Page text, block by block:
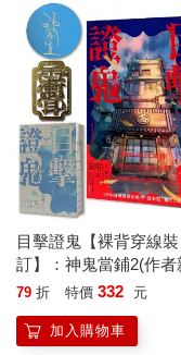
我剛通過外語領隊的
有晴天的個性，遇事
天，團員──尤其是行
逢凶化吉，普天同慶。
舉例來說，某天在洞
能即時抵達室蘭，也
有旅館拒絕營業，然
巴士要兩個小時之後
員覺得有巴士就該上
趙領隊仔細研究巴士路
「伊達紋別?」，看起
張行李員連巴士圖也不
目擊證鬼【裸背穿線裝
訂】：神鬼當鋪2(作者
＋雨漸耳金屬書籤)
79 折 特價 332 元
加入購物車